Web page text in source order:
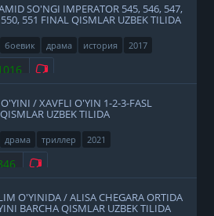
SO'NGI IMPERATOR 545, 546, 547,
551 FINAL QISMLAR UZBEK TILIDA
боевик драма история 2017
Не нравится
/ XAVFLI O'YIN 1-2-3-FASL
UZBEK TILIDA
драма триллер 2021
Не нравится
O'YINIDA / ALISA CHEGARA ORTIDA
BARCHA QISMLAR UZBEK TILIDA